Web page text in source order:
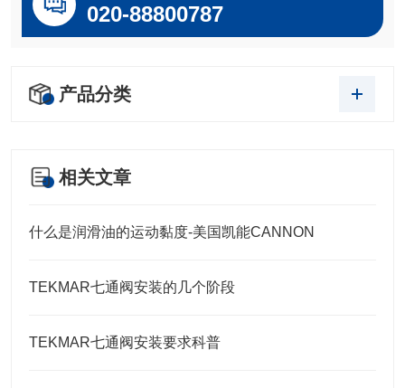
020-88800787
产品分类
相关文章
什么是润滑油的运动黏度-美国凯能CANNON
TEKMAR七通阀安装的几个阶段
TEKMAR七通阀安装要求科普